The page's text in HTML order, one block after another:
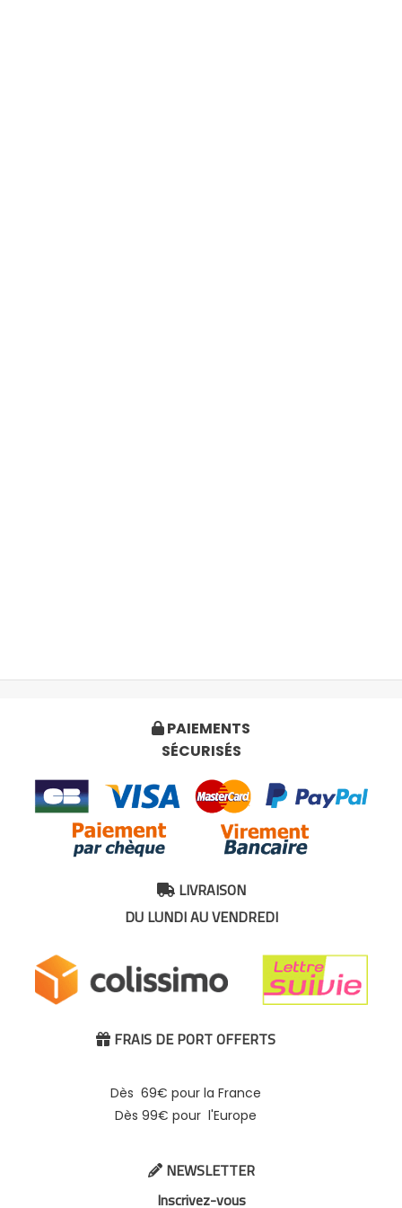
 PAIEMENTS
SÉCURISÉS
LIVRAISON
DU LUNDI AU VENDREDI
 FRAIS DE PORT OFFERTS
Dès 69€ pour la France
Dès 99€ pour l'Europe
NEWSLETTER
Inscrivez-vous